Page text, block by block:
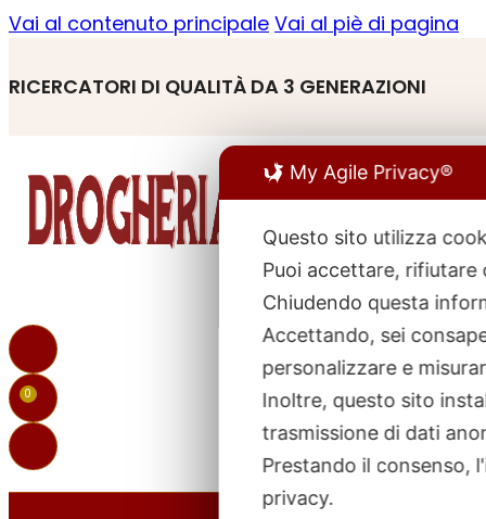
Vai al contenuto principale Vai al piè di pagina
RICERCATORI DI QUALITÀ DA 3 GENERAZIONI
0
My Agile Privacy®
Questo sito utilizza
Puoi accettare, rifiutare
Chiudendo questa
Accettando, sei
personalizzare e
Inoltre, questo sito
trasmissione di dati
Prestando il consenso,
privacy.